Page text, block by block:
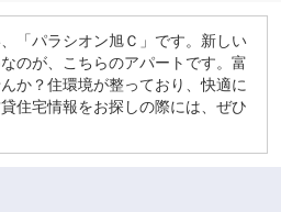
「パラシオン旭Ｃ」です。新しい
のが、こちらのアパートです。富
か？住環境が整っており、快適に
住宅情報をお探しの際には、ぜひ